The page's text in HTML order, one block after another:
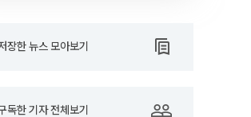
장한 뉴스 모아보기
독한 기자 전체보기